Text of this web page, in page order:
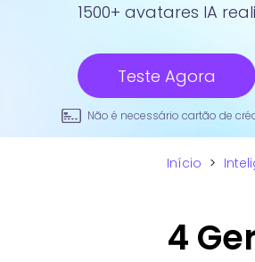
1500+ avatares IA
Teste Agora
Não é necessário cartão de
Início >
4